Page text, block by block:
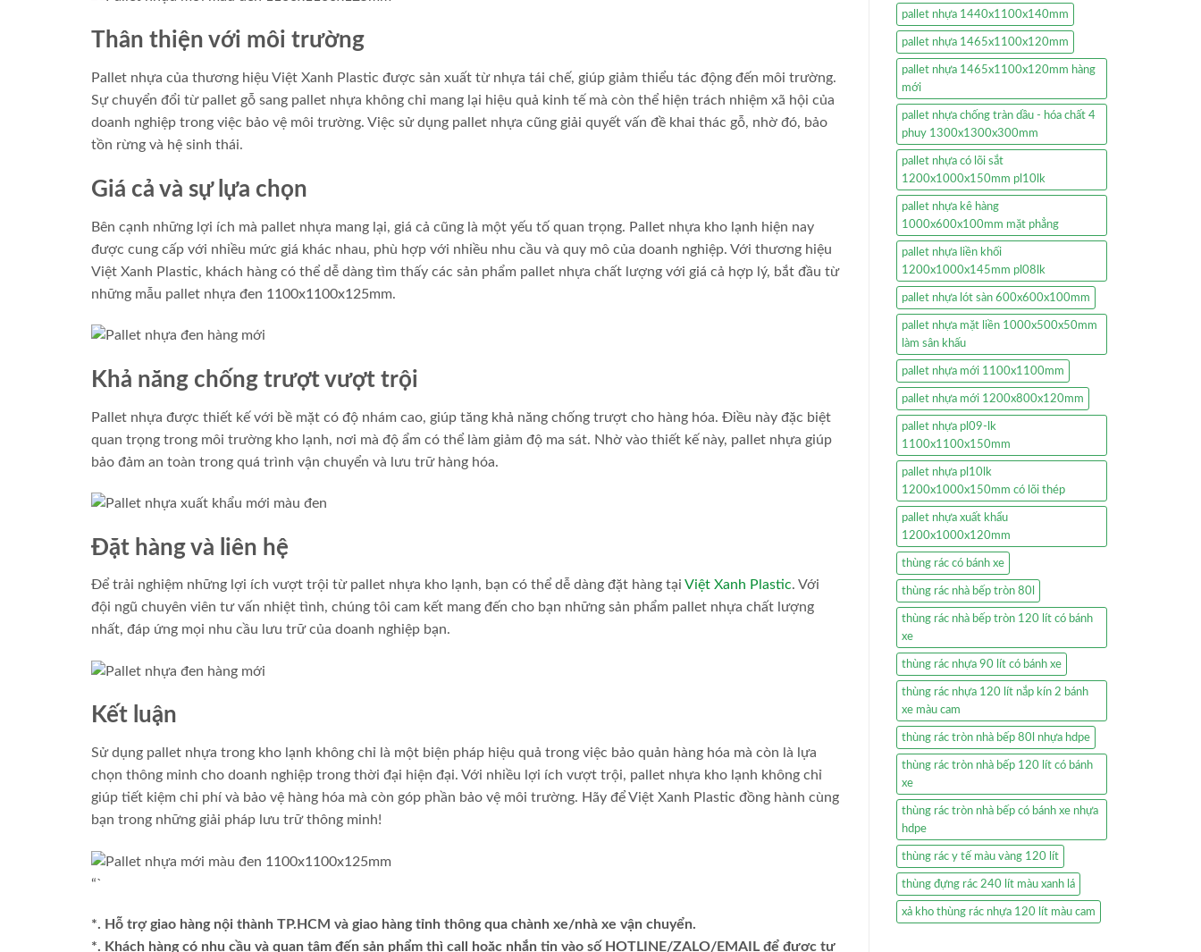
Thân thiện với môi trường
Pallet nhựa của thương hiệu Việt Xanh Plastic được sản xuất từ nhựa tái chế, giúp giảm thiểu tác động đến môi trường.
Sự chuyển đổi từ pallet gỗ sang pallet nhựa không chỉ mang lại hiệu quả kinh tế mà còn thể hiện trách nhiệm xã hội của
doanh nghiệp trong việc bảo vệ môi trường. Việc sử dụng pallet nhựa cũng giải quyết vấn đề khai thác gỗ, nhờ đó, bảo
tồn rừng và hệ sinh thái.
Giá cả và sự lựa chọn
Bên cạnh những lợi ích mà pallet nhựa mang lại, giá cả cũng là một yếu tố quan trọng. Pallet nhựa kho lạnh hiện nay
được cung cấp với nhiều mức giá khác nhau, phù hợp với nhiều nhu cầu và quy mô của doanh nghiệp. Với thương hiệu
Việt Xanh Plastic, khách hàng có thể dễ dàng tìm thấy các sản phẩm pallet nhựa chất lượng với giá cả hợp lý, bắt đầu từ
những mẫu pallet nhựa đen 1100x1100x125mm.
Khả năng chống trượt vượt trội
Pallet nhựa được thiết kế với bề mặt có độ nhám cao, giúp tăng khả năng chống trượt cho hàng hóa. Điều này đặc biệt
quan trọng trong môi trường kho lạnh, nơi mà độ ẩm có thể làm giảm độ ma sát. Nhờ vào thiết kế này, pallet nhựa giúp
bảo đảm an toàn trong quá trình vận chuyển và lưu trữ hàng hóa.
Đặt hàng và liên hệ
Để trải nghiệm những lợi ích vượt trội từ pallet nhựa kho lạnh, bạn có thể dễ dàng đặt hàng tại Việt Xanh Plastic. Với
đội ngũ chuyên viên tư vấn nhiệt tình, chúng tôi cam kết mang đến cho bạn những sản phẩm pallet nhựa chất lượng
nhất, đáp ứng mọi nhu cầu lưu trữ của doanh nghiệp bạn.
Kết luận
Sử dụng pallet nhựa trong kho lạnh không chỉ là một biện pháp hiệu quả trong việc bảo quản hàng hóa mà còn là lựa
chọn thông minh cho doanh nghiệp trong thời đại hiện đại. Với nhiều lợi ích vượt trội, pallet nhựa kho lạnh không chỉ
giúp tiết kiệm chi phí và bảo vệ hàng hóa mà còn góp phần bảo vệ môi trường. Hãy để Việt Xanh Plastic đồng hành cùng
bạn trong những giải pháp lưu trữ thông minh!
“`
*. Hỗ trợ giao hàng nội thành TP.HCM và giao hàng tỉnh thông qua chành xe/nhà xe vận chuyển.
*. Khách hàng có nhu cầu và quan tâm đến sản phẩm thì call hoặc nhắn tin vào số HOTLINE/ZALO/EMAIL để được tư
pallet nhựa 1440x1100x140mm
pallet nhựa 1465x1100x120mm
pallet nhựa 1465x1100x120mm hàng
mới
pallet nhựa chống tràn dầu - hóa chất 4
phuy 1300x1300x300mm
pallet nhựa có lõi sắt
1200x1000x150mm pl10lk
pallet nhựa kê hàng
1000x600x100mm mặt phẳng
pallet nhựa liền khối
1200x1000x145mm pl08lk
pallet nhựa lót sàn 600x600x100mm
pallet nhựa mặt liền 1000x500x50mm
làm sân khấu
pallet nhựa mới 1100x1100mm
pallet nhựa mới 1200x800x120mm
pallet nhựa pl09-lk
1100x1100x150mm
pallet nhựa pl10lk
1200x1000x150mm có lõi thép
pallet nhựa xuất khẩu
1200x1000x120mm
thùng rác có bánh xe
thùng rác nhà bếp tròn 80l
thùng rác nhà bếp tròn 120 lít có bánh
xe
thùng rác nhựa 90 lít có bánh xe
thùng rác nhựa 120 lít nắp kín 2 bánh
xe màu cam
thùng rác tròn nhà bếp 80l nhựa hdpe
thùng rác tròn nhà bếp 120 lít có bánh
xe
thùng rác tròn nhà bếp có bánh xe nhựa
hdpe
thùng rác y tế màu vàng 120 lít
thùng đựng rác 240 lít màu xanh lá
xả kho thùng rác nhựa 120 lít màu cam